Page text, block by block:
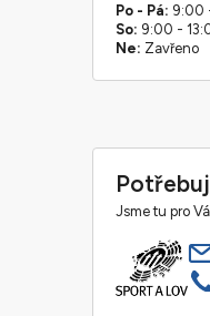
Po - Pá: 9:00
So: 9:00 -
Ne: Zavřeno
Jsme tu pro